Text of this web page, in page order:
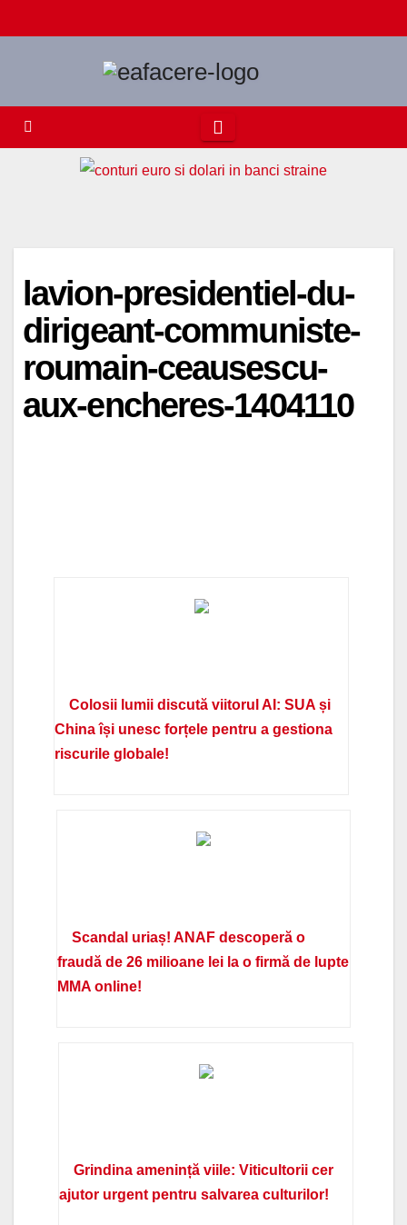
to
lavion-presidentiel-du-
dirigeant-communiste-
roumain-ceausescu-
aux-encheres-1404110
Colosii lumii discută viitorul AI: SUA și
China își unesc forțele pentru a gestiona
riscurile globale!
Scandal uriaș! ANAF descoperă o
fraudă de 26 milioane lei la o firmă de lupte
MMA online!
Grindina amenință viile: Viticultorii cer
ajutor urgent pentru salvarea culturilor!